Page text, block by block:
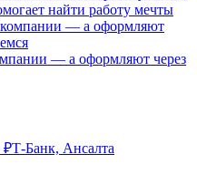
найти работу мечты
— а оформляют через
₽Т-Банк, Ансалта